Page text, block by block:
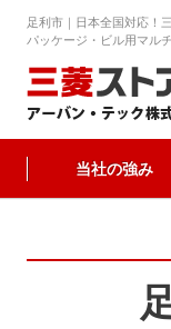
足利市｜日本全国対応！
パッケージ・ビル用マル
当社の強み